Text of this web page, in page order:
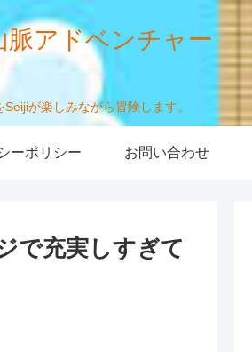
アドベンチャー
が楽しみながら冒険します。
ーポリシー お問い合わせ
で充実しすぎて